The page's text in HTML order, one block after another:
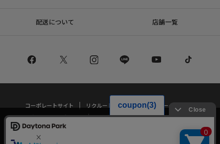
配送について 店舗一覧
コーポレートサイト リクルート
サステナブルマークについて
プライバシーポリシー
特定商取引法・古物営業法に基づく表記
当サイトでは利用体験の向上およびコンテンツの最適な提供、トラフィック
の分析を目的としてCookieを使用しています。